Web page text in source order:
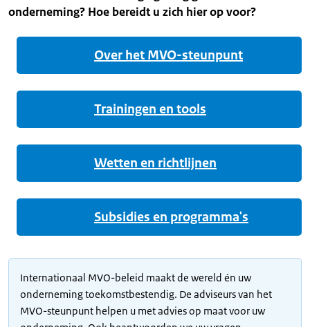
onderneming? Hoe bereidt u zich hier op voor?
Over het MVO-steunpunt
Trainingen en tools
Wetten en richtlijnen
Subsidies en programma's
Internationaal MVO-beleid maakt de wereld én uw
onderneming toekomstbestendig. De adviseurs van het
MVO-steunpunt helpen u met advies op maat voor uw